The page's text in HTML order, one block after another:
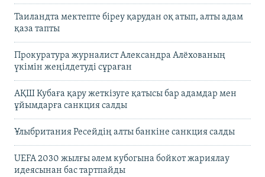
Таиландта мектепте біреу қарудан оқ атып, алты адам
қаза тапты
Прокуратура журналист Александра Алёхованың
үкімін жеңілдетуді сұраған
АҚШ Кубаға қару жеткізуге қатысы бар адамдар мен
ұйымдарға санкция салды
Ұлыбритания Ресейдің алты банкіне санкция салды
UEFA 2030 жылғы әлем кубогына бойкот жариялау
идеясынан бас тартпайды